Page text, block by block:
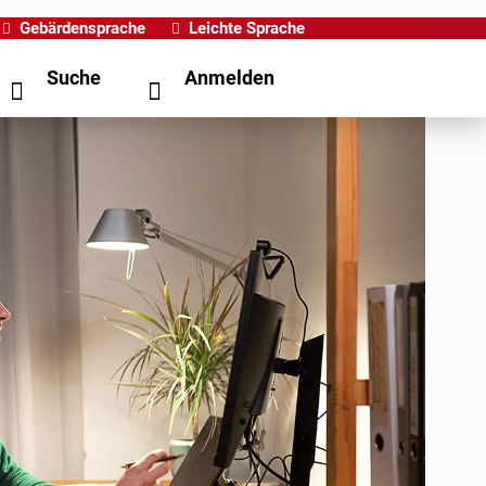
Gebärdensprache Leichte Sprache
Suche Anmelden